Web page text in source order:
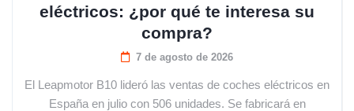
eléctricos: ¿por qué te interesa su
compra?
7 de agosto de 2026
El Leapmotor B10 lideró las ventas de coches eléctricos en
España en julio con 506 unidades. Se fabricará en